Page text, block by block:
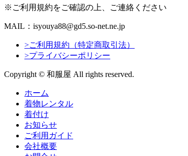
※ご利用規約をご確認の上、ご連絡ください
MAIL：isyouya88@gd5.so-net.ne.jp
>ご利用規約（特定商取引法）
>プライバシーポリシー
Copyright © 和服屋 All rights reserved.
ホーム
着物レンタル
着付け
お知らせ
ご利用ガイド
会社概要